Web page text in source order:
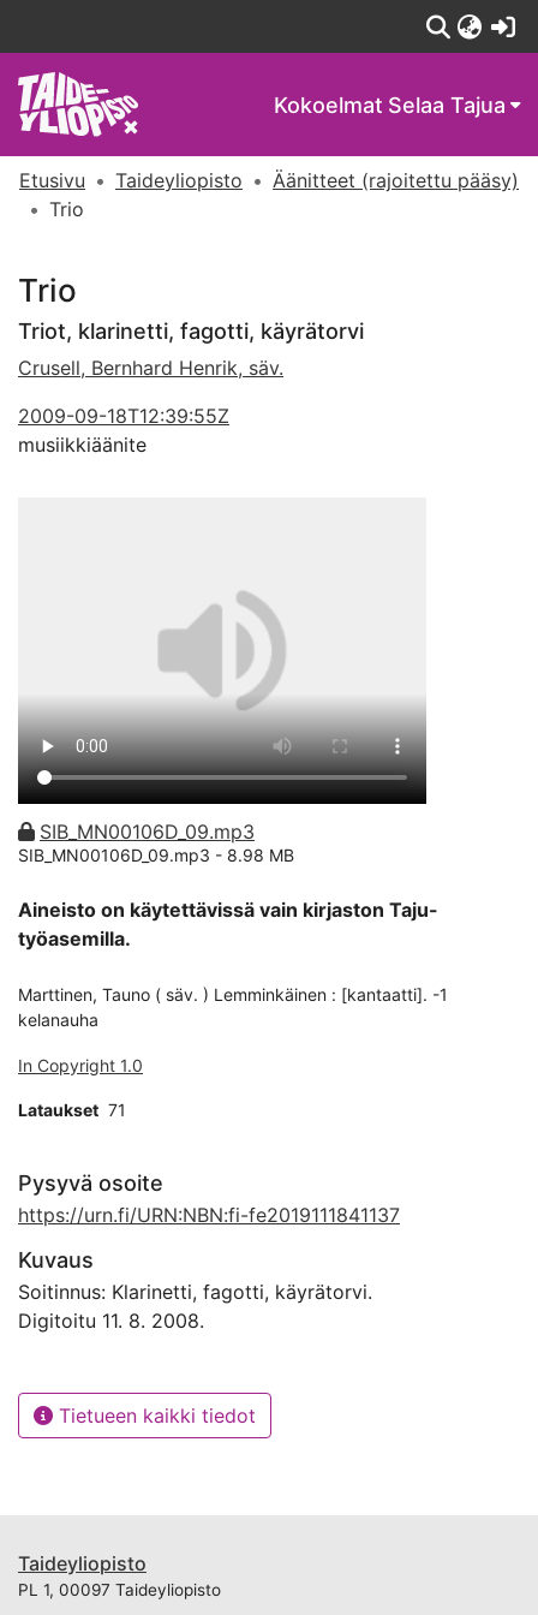
Kokoelmat Selaa Tajua
Etusivu Taideyliopisto
Äänitteet (rajoitettu pääsy)
Trio
Trio
Triot, klarinetti, fagotti, käyrätorvi
Crusell, Bernhard Henrik, säv.
2009-09-18T12:39:55Z
musiikkiäänite
SIB_MN00106D_09.mp3
SIB_MN00106D_09.mp3 - 8.98 MB
Aineisto on käytettävissä vain kirjaston Taju-
työasemilla.
Marttinen, Tauno ( säv. ) Lemminkäinen : [kantaatti]. -1
kelanauha
In Copyright 1.0
Lataukset 71
Pysyvä osoite
https://urn.fi/URN:NBN:fi-fe2019111841137
Kuvaus
Soitinnus: Klarinetti, fagotti, käyrätorvi.
Digitoitu 11. 8. 2008.
Tietueen kaikki tiedot
Taideyliopisto
PL 1, 00097 Taideyliopisto